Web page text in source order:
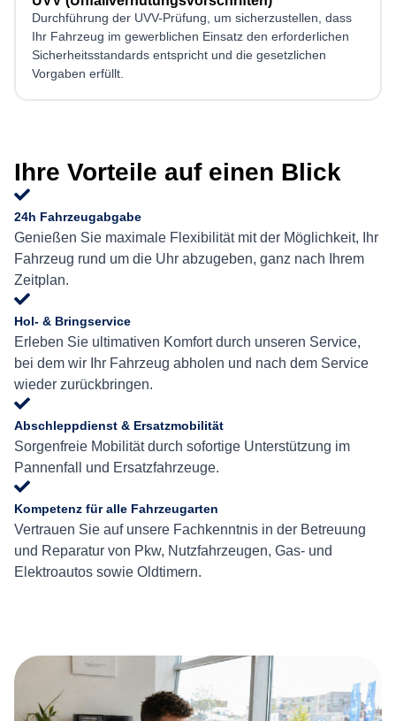
Durchführung der UVV-Prüfung, um sicherzustellen, dass
Ihr Fahrzeug im gewerblichen Einsatz den erforderlichen
Sicherheitsstandards entspricht und die gesetzlichen
Vorgaben erfüllt.
Ihre Vorteile auf einen Blick
24h Fahrzeugabgabe
Genießen Sie maximale Flexibilität mit der Möglichkeit, Ihr
Fahrzeug rund um die Uhr abzugeben, ganz nach Ihrem
Zeitplan.
Hol- & Bringservice
Erleben Sie ultimativen Komfort durch unseren Service,
bei dem wir Ihr Fahrzeug abholen und nach dem Service
wieder zurückbringen.
Abschleppdienst & Ersatzmobilität
Sorgenfreie Mobilität durch sofortige Unterstützung im
Pannenfall und Ersatzfahrzeuge.
Kompetenz für alle Fahrzeugarten
Vertrauen Sie auf unsere Fachkenntnis in der Betreuung
und Reparatur von Pkw, Nutzfahrzeugen, Gas- und
Elektroautos sowie Oldtimern.